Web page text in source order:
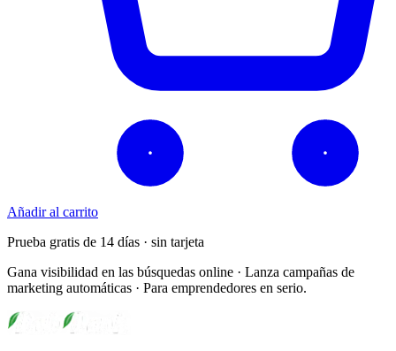
Añadir al carrito
Prueba gratis de 14 días · sin tarjeta
Gana visibilidad en las búsquedas online · Lanza campañas de
marketing automáticas · Para emprendedores en serio.